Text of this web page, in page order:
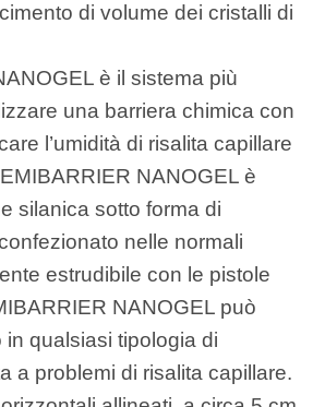
di volume dei cristalli di
è il sistema più
una barriera chimica con
l’umidità di risalita capillare
NANOGEL è
silanica sotto forma di
nelle normali
estrudibile con le pistole
NANOGEL può
qualsiasi tipologia di
a problemi di risalita capillare.